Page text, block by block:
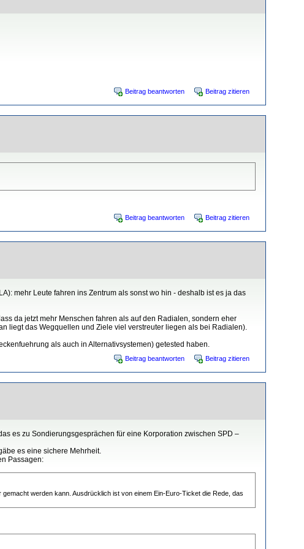
Beitrag beantworten Beitrag zitieren
Beitrag beantworten Beitrag zitieren
mehr Leute fahren ins Zentrum als sonst wo hin - deshalb ist es ja das
da jetzt mehr Menschen fahren als auf den Radialen, sondern eher
liegt das Wegquellen und Ziele viel verstreuter liegen als bei Radialen).
als auch in Alternativsystemen) getested haben.
Beitrag beantworten Beitrag zitieren
es zu Sondierungsgesprächen für eine Korporation zwischen SPD –
es eine sichere Mehrheit.
Passagen:
werden kann. Ausdrücklich ist von einem Ein-Euro-Ticket die Rede, das